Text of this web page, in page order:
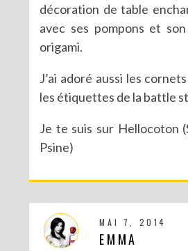
décoration de table
avec ses pompons et
origami.
J’ai adoré aussi les
les étiquettes de la battle
Je te suis sur Hellocoton
Psine)
MAI 7, 2014
EMMA